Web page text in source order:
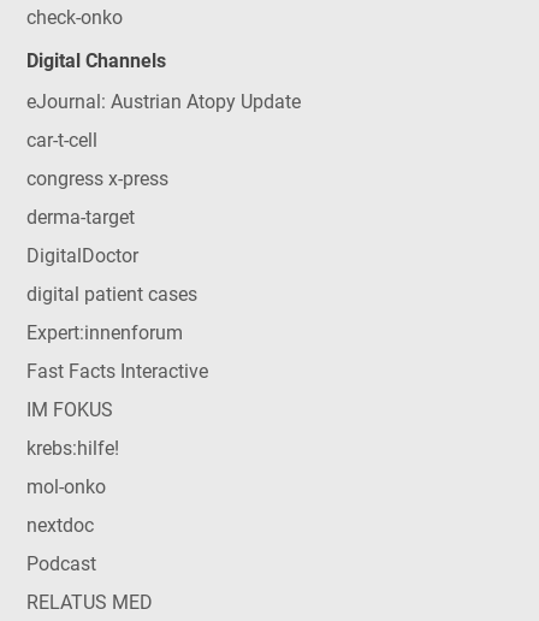
check-onko
Digital Channels
eJournal: Austrian Atopy Update
car-t-cell
congress x-press
derma-target
DigitalDoctor
digital patient cases
Expert:innenforum
Fast Facts Interactive
IM FOKUS
krebs:hilfe!
mol-onko
nextdoc
Podcast
RELATUS MED